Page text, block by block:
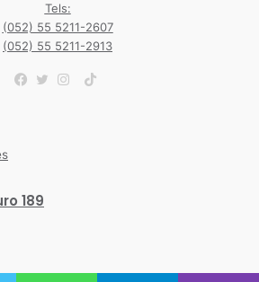
Tels:
(052) 55 5211-2607
(052) 55 5211-2913
TikTok
189